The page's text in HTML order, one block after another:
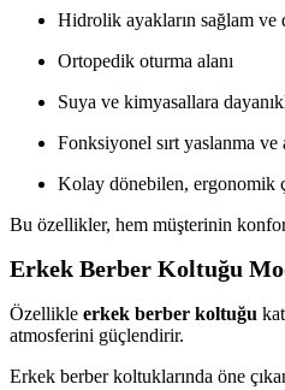
Hidrolik ayakların sağlam ve
Ortopedik oturma alanı
Suya ve kimyasallara
Fonksiyonel sırt yaslanma ve
Kolay dönebilen, ergonomik
Bu özellikler, hem müşterinin
Erkek Berber Koltuğu
Özellikle erkek berber koltuğu
atmosferini güçlendirir.
Erkek berber koltuklarında öne